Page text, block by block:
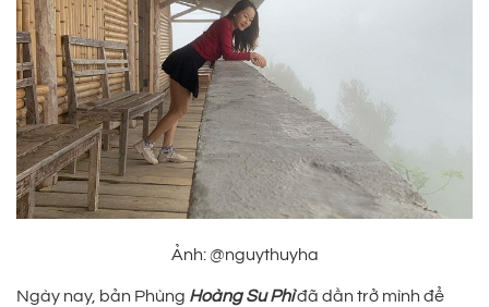
Ảnh: @nguythuyha
Ngày nay, bản Phùng Hoàng Su Phìđã dần trở mình để